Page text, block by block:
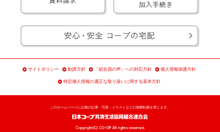
サイトポリシー 勧誘方針 「組合員の声」への対応方針 個人情報保護方針
特定個人情報の適正な取り扱いに関する基本方針
このホームページに記載の記事・写真・イラストなどの無断転載を禁じます。